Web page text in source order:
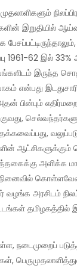
இறுதியில் ஆய்வு
1961-62 இல்
இருந்த
என்பது
பின்பும்
ஆட்சிகளுக்கும்
அளிக்க
அரசிடம்
தமிழகத்தில்